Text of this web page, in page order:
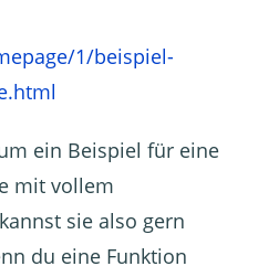
1/beispiel-
ein Beispiel für eine
mit vollem
sie also gern
du eine Funktion